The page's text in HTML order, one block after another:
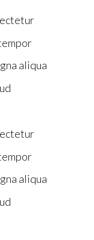
aliqua
aliqua